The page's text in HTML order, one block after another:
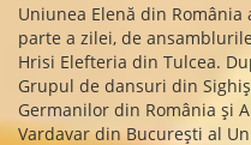
Uniunea Elenă din
parte a zilei, de
Hrisi Elefteria din Tulcea.
Grupul de dansuri din
Germanilor din România și
Vardavar din București al